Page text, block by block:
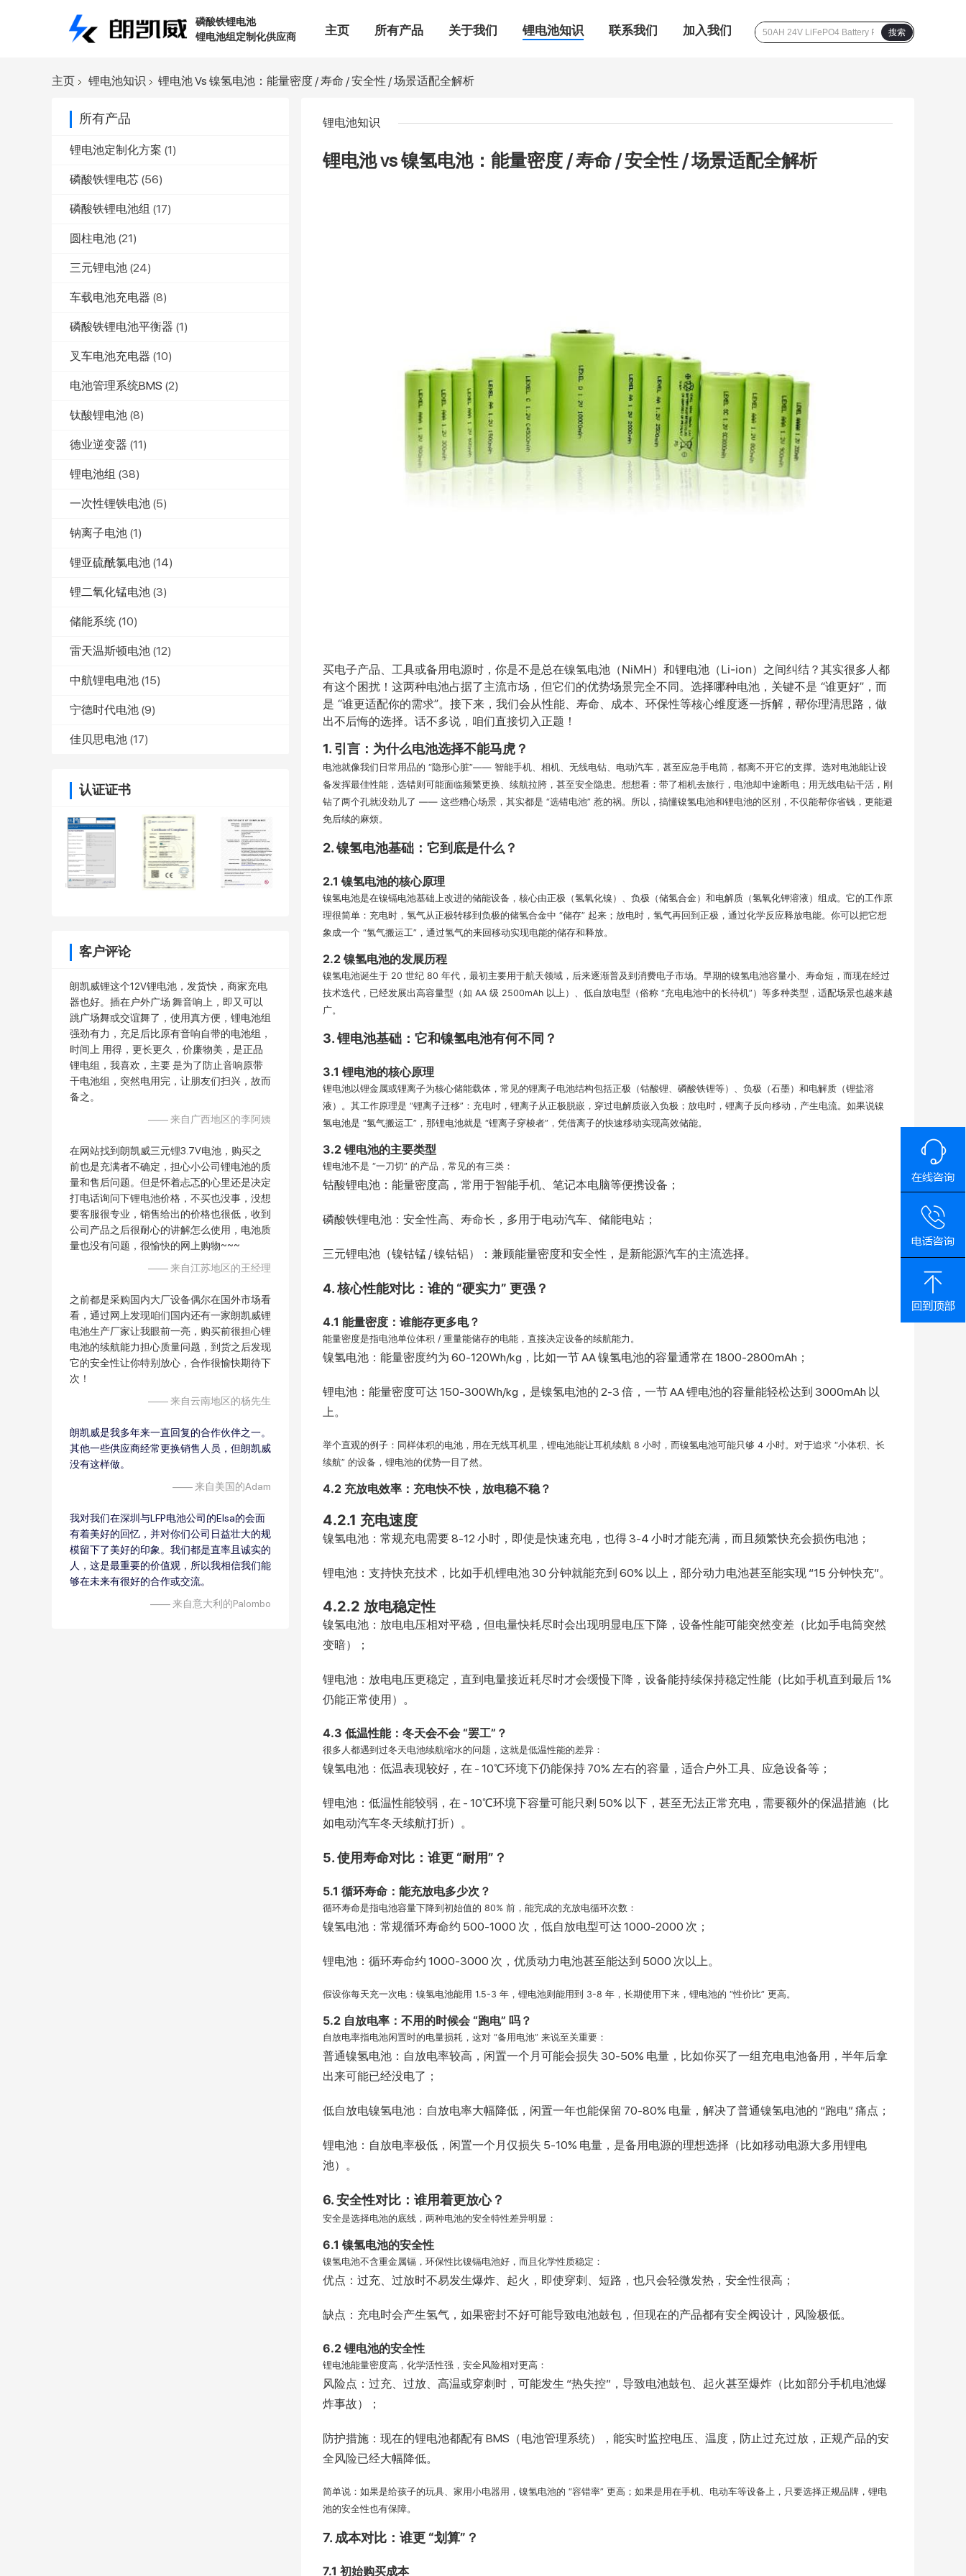
磷酸铁锂电池
锂电池组定制化供应商
主页 所有产品 关于我们 锂电池知识 联系我们 加入我们 搜索
主页 锂电池知识 锂电池 Vs 镍氢电池：能量密度 / 寿命 / 安全性 / 场景适配全解析
所有产品
锂电池定制化方案 (1)
磷酸铁锂电芯 (56)
磷酸铁锂电池组 (17)
圆柱电池 (21)
三元锂电池 (24)
车载电池充电器 (8)
磷酸铁锂电池平衡器 (1)
叉车电池充电器 (10)
电池管理系统BMS (2)
钛酸锂电池 (8)
德业逆变器 (11)
锂电池组 (38)
一次性锂铁电池 (5)
钠离子电池 (1)
锂亚硫酰氯电池 (14)
锂二氧化锰电池 (3)
储能系统 (10)
雷天温斯顿电池 (12)
中航锂电电池 (15)
宁德时代电池 (9)
佳贝思电池 (17)
认证证书
客户评论
朗凯威锂这个12V锂电池，发货快，商家充电
器也好。插在户外广场 舞音响上，即又可以
跳广场舞或交谊舞了，使用真方便，锂电池组
强劲有力，充足后比原有音响自带的电池组，
时间上 用得，更长更久，价廉物美，是正品
锂电组，我喜欢，主要 是为了防止音响原带
干电池组，突然电用完，让朋友们扫兴，故而
备之。
—— 来自广西地区的李阿姨
在网站找到朗凯威三元锂3.7V电池，购买之
前也是充满者不确定，担心小公司锂电池的质
量和售后问题。但是怀着忐忑的心里还是决定
打电话询问下锂电池价格，不买也没事，没想
要客服很专业，销售给出的价格也很低，收到
公司产品之后很耐心的讲解怎么使用，电池质
量也没有问题，很愉快的网上购物~~~
—— 来自江苏地区的王经理
之前都是采购国内大厂设备偶尔在国外市场看
看，通过网上发现咱们国内还有一家朗凯威锂
电池生产厂家让我眼前一亮，购买前很担心锂
电池的续航能力担心质量问题，到货之后发现
它的安全性让你特别放心，合作很愉快期待下
次！
—— 来自云南地区的杨先生
朗凯威是我多年来一直回复的合作伙伴之一。
其他一些供应商经常更换销售人员，但朗凯威
没有这样做。
—— 来自美国的Adam
我对我们在深圳与LFP电池公司的Elsa的会面
有着美好的回忆，并对你们公司日益壮大的规
模留下了美好的印象。我们都是直率且诚实的
人，这是最重要的价值观，所以我相信我们能
够在未来有很好的合作或交流。
—— 来自意大利的Palombo
锂电池知识
锂电池 vs 镍氢电池：能量密度 / 寿命 / 安全性 / 场景适配全解析
买电子产品、工具或备用电源时，你是不是总在镍氢电池（NiMH）和锂电池（Li-ion）之间纠结？其实很多人都
有这个困扰！这两种电池占据了主流市场，但它们的优势场景完全不同。选择哪种电池，关键不是 “谁更好”，而
是 “谁更适配你的需求”。接下来，我们会从性能、寿命、成本、环保性等核心维度逐一拆解，帮你理清思路，做
出不后悔的选择。话不多说，咱们直接切入正题！
1. 引言：为什么电池选择不能马虎？
电池就像我们日常用品的 “隐形心脏”—— 智能手机、相机、无线电钻、电动汽车，甚至应急手电筒，都离不开它的支撑。选对电池能让设
备发挥最佳性能，选错则可能面临频繁更换、续航拉胯，甚至安全隐患。想想看：带了相机去旅行，电池却中途断电；用无线电钻干活，刚
钻了两个孔就没劲儿了 —— 这些糟心场景，其实都是 “选错电池” 惹的祸。所以，搞懂镍氢电池和锂电池的区别，不仅能帮你省钱，更能避
免后续的麻烦。
2. 镍氢电池基础：它到底是什么？
2.1 镍氢电池的核心原理
镍氢电池是在镍镉电池基础上改进的储能设备，核心由正极（氢氧化镍）、负极（储氢合金）和电解质（氢氧化钾溶液）组成。它的工作原
理很简单：充电时，氢气从正极转移到负极的储氢合金中 “储存” 起来；放电时，氢气再回到正极，通过化学反应释放电能。你可以把它想
象成一个 “氢气搬运工”，通过氢气的来回移动实现电能的储存和释放。
2.2 镍氢电池的发展历程
镍氢电池诞生于 20 世纪 80 年代，最初主要用于航天领域，后来逐渐普及到消费电子市场。早期的镍氢电池容量小、寿命短，而现在经过
技术迭代，已经发展出高容量型（如 AA 级 2500mAh 以上）、低自放电型（俗称 “充电电池中的长待机”）等多种类型，适配场景也越来越
广。
3. 锂电池基础：它和镍氢电池有何不同？
3.1 锂电池的核心原理
锂电池以锂金属或锂离子为核心储能载体，常见的锂离子电池结构包括正极（钴酸锂、磷酸铁锂等）、负极（石墨）和电解质（锂盐溶
液）。其工作原理是 “锂离子迁移”：充电时，锂离子从正极脱嵌，穿过电解质嵌入负极；放电时，锂离子反向移动，产生电流。如果说镍
氢电池是 “氢气搬运工”，那锂电池就是 “锂离子穿梭者”，凭借离子的快速移动实现高效储能。
3.2 锂电池的主要类型
锂电池不是 “一刀切” 的产品，常见的有三类：
钴酸锂电池：能量密度高，常用于智能手机、笔记本电脑等便携设备；
磷酸铁锂电池：安全性高、寿命长，多用于电动汽车、储能电站；
三元锂电池（镍钴锰 / 镍钴铝）：兼顾能量密度和安全性，是新能源汽车的主流选择。
4. 核心性能对比：谁的 “硬实力” 更强？
4.1 能量密度：谁能存更多电？
能量密度是指电池单位体积 / 重量能储存的电能，直接决定设备的续航能力。
镍氢电池：能量密度约为 60-120Wh/kg，比如一节 AA 镍氢电池的容量通常在 1800-2800mAh；
锂电池：能量密度可达 150-300Wh/kg，是镍氢电池的 2-3 倍，一节 AA 锂电池的容量能轻松达到 3000mAh 以
上。
举个直观的例子：同样体积的电池，用在无线耳机里，锂电池能让耳机续航 8 小时，而镍氢电池可能只够 4 小时。对于追求 “小体积、长
续航” 的设备，锂电池的优势一目了然。
4.2 充放电效率：充电快不快，放电稳不稳？
4.2.1 充电速度
镍氢电池：常规充电需要 8-12 小时，即使是快速充电，也得 3-4 小时才能充满，而且频繁快充会损伤电池；
锂电池：支持快充技术，比如手机锂电池 30 分钟就能充到 60% 以上，部分动力电池甚至能实现 “15 分钟快充”。
4.2.2 放电稳定性
镍氢电池：放电电压相对平稳，但电量快耗尽时会出现明显电压下降，设备性能可能突然变差（比如手电筒突然
变暗）；
锂电池：放电电压更稳定，直到电量接近耗尽时才会缓慢下降，设备能持续保持稳定性能（比如手机直到最后 1%
仍能正常使用）。
4.3 低温性能：冬天会不会 “罢工”？
很多人都遇到过冬天电池续航缩水的问题，这就是低温性能的差异：
镍氢电池：低温表现较好，在 - 10℃环境下仍能保持 70% 左右的容量，适合户外工具、应急设备等；
锂电池：低温性能较弱，在 - 10℃环境下容量可能只剩 50% 以下，甚至无法正常充电，需要额外的保温措施（比
如电动汽车冬天续航打折）。
5. 使用寿命对比：谁更 “耐用”？
5.1 循环寿命：能充放电多少次？
循环寿命是指电池容量下降到初始值的 80% 前，能完成的充放电循环次数：
镍氢电池：常规循环寿命约 500-1000 次，低自放电型可达 1000-2000 次；
锂电池：循环寿命约 1000-3000 次，优质动力电池甚至能达到 5000 次以上。
假设你每天充一次电：镍氢电池能用 1.5-3 年，锂电池则能用到 3-8 年，长期使用下来，锂电池的 “性价比” 更高。
5.2 自放电率：不用的时候会 “跑电” 吗？
自放电率指电池闲置时的电量损耗，这对 “备用电池” 来说至关重要：
普通镍氢电池：自放电率较高，闲置一个月可能会损失 30-50% 电量，比如你买了一组充电电池备用，半年后拿
出来可能已经没电了；
低自放电镍氢电池：自放电率大幅降低，闲置一年也能保留 70-80% 电量，解决了普通镍氢电池的 “跑电” 痛点；
锂电池：自放电率极低，闲置一个月仅损失 5-10% 电量，是备用电源的理想选择（比如移动电源大多用锂电
池）。
6. 安全性对比：谁用着更放心？
安全是选择电池的底线，两种电池的安全特性差异明显：
6.1 镍氢电池的安全性
镍氢电池不含重金属镉，环保性比镍镉电池好，而且化学性质稳定：
优点：过充、过放时不易发生爆炸、起火，即使穿刺、短路，也只会轻微发热，安全性很高；
缺点：充电时会产生氢气，如果密封不好可能导致电池鼓包，但现在的产品都有安全阀设计，风险极低。
6.2 锂电池的安全性
锂电池能量密度高，化学活性强，安全风险相对更高：
风险点：过充、过放、高温或穿刺时，可能发生 “热失控”，导致电池鼓包、起火甚至爆炸（比如部分手机电池爆
炸事故）；
防护措施：现在的锂电池都配有 BMS（电池管理系统），能实时监控电压、温度，防止过充过放，正规产品的安
全风险已经大幅降低。
简单说：如果是给孩子的玩具、家用小电器用，镍氢电池的 “容错率” 更高；如果是用在手机、电动车等设备上，只要选择正规品牌，锂电
池的安全性也有保障。
7. 成本对比：谁更 “划算”？
7.1 初始购买成本